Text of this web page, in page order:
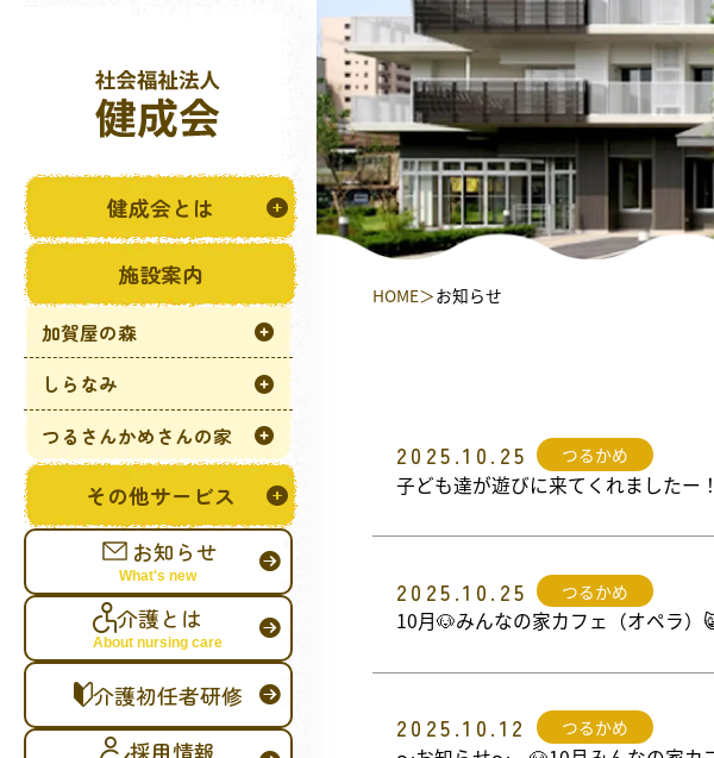
健成会とは
施設案内
加賀屋の森
しらなみ
つるさんかめさんの家
その他サービス
お知らせ
What's new
介護とは
About nursing care
介護初任者研修
採用情報
HOME お知らせ
2025.10.25 つるかめ
子ども達が遊びに来てくれましたー
2025.10.25 つるかめ
10月🐶みんなの家カフェ（オペラ）
2025.10.12 つるかめ